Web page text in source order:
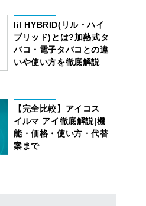
lil HYBRID(リル・ハイ
ブリッド)とは?加熱式タ
バコ・電子タバコとの違
いや使い方を徹底解説
【完全比較】アイコス
イルマ アイ徹底解説|機
能・価格・使い方・代替
案まで